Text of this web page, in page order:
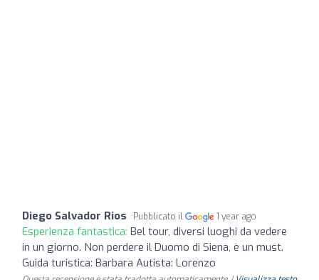
Diego Salvador Rios Pubblicato il 1 year ago
Esperienza fantastica: Bel tour, diversi luoghi da vedere
in un giorno. Non perdere il Duomo di Siena, è un must.
Guida turistica: Barbara Autista: Lorenzo